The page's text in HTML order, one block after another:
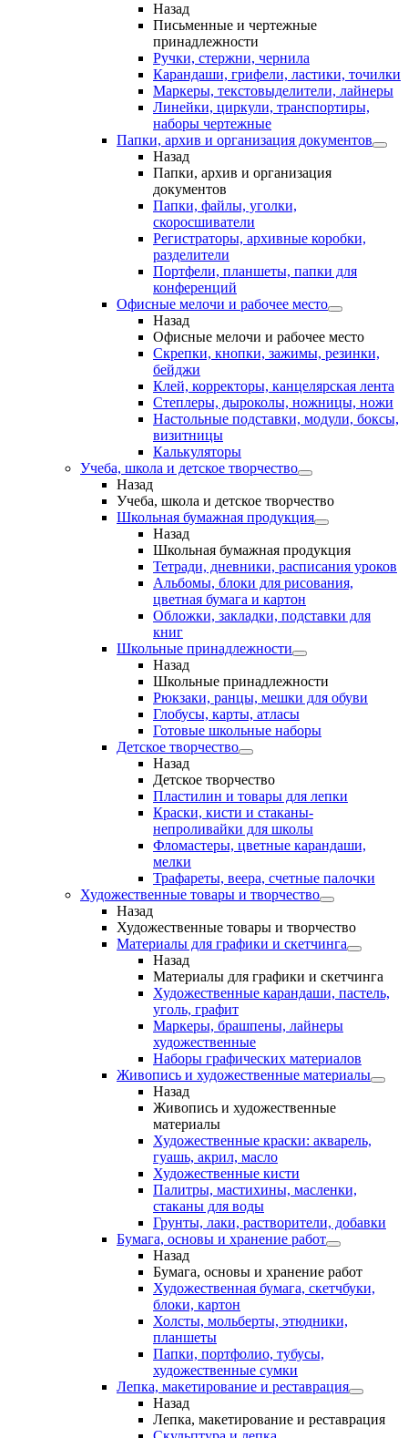
Назад
Письменные и чертежные
принадлежности
Ручки, стержни, чернила
Карандаши, грифели, ластики, точилки
Маркеры, текстовыделители, лайнеры
Линейки, циркули, транспортиры,
наборы чертежные
Папки, архив и организация документов
Назад
Папки, архив и организация
документов
Папки, файлы, уголки,
скоросшиватели
Регистраторы, архивные коробки,
разделители
Портфели, планшеты, папки для
конференций
Офисные мелочи и рабочее место
Назад
Офисные мелочи и рабочее место
Скрепки, кнопки, зажимы, резинки,
бейджи
Клей, корректоры, канцелярская лента
Степлеры, дыроколы, ножницы, ножи
Настольные подставки, модули, боксы,
визитницы
Калькуляторы
Учеба, школа и детское творчество
Назад
Учеба, школа и детское творчество
Школьная бумажная продукция
Назад
Школьная бумажная продукция
Тетради, дневники, расписания уроков
Альбомы, блоки для рисования,
цветная бумага и картон
Обложки, закладки, подставки для
книг
Школьные принадлежности
Назад
Школьные принадлежности
Рюкзаки, ранцы, мешки для обуви
Глобусы, карты, атласы
Готовые школьные наборы
Детское творчество
Назад
Детское творчество
Пластилин и товары для лепки
Краски, кисти и стаканы-
непроливайки для школы
Фломастеры, цветные карандаши,
мелки
Трафареты, веера, счетные палочки
Художественные товары и творчество
Назад
Художественные товары и творчество
Материалы для графики и скетчинга
Назад
Материалы для графики и скетчинга
Художественные карандаши, пастель,
уголь, графит
Маркеры, брашпены, лайнеры
художественные
Наборы графических материалов
Живопись и художественные материалы
Назад
Живопись и художественные
материалы
Художественные краски: акварель,
гуашь, акрил, масло
Художественные кисти
Палитры, мастихины, масленки,
стаканы для воды
Грунты, лаки, растворители, добавки
Бумага, основы и хранение работ
Назад
Бумага, основы и хранение работ
Художественная бумага, скетчбуки,
блоки, картон
Холсты, мольберты, этюдники,
планшеты
Папки, портфолио, тубусы,
художественные сумки
Лепка, макетирование и реставрация
Назад
Лепка, макетирование и реставрация